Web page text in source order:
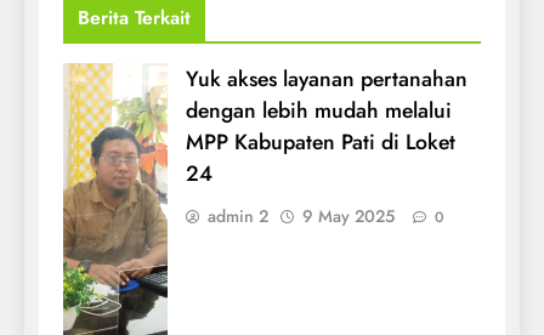
Berita Terkait
Yuk akses layanan pertanahan
dengan lebih mudah melalui
MPP Kabupaten Pati di Loket
24
admin 2 9 May 2025 0